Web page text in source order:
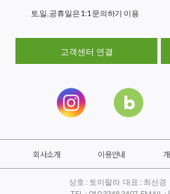
토,일, 공휴일은 1:1 문의하기 이용
고객센터 연결
회사소개 이용안내
상호 : 토이랄라 대표 : 최선